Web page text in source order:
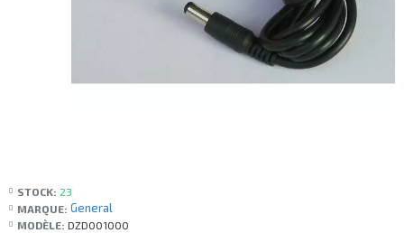
STOCK: 23
MARQUE: General
MODÈLE: DZD001000